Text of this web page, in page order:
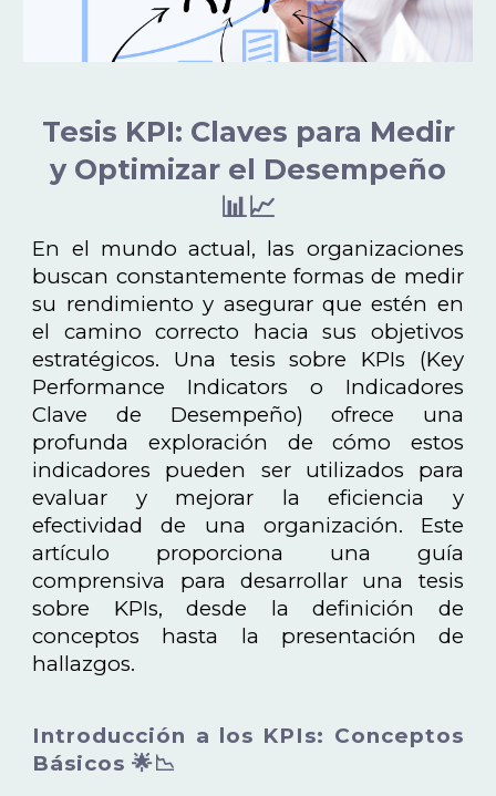
Tesis KPI: Claves para Medir
y Optimizar el Desempeño
📊📈
En el mundo actual, las organizaciones
buscan constantemente formas de medir
su rendimiento y asegurar que estén en
el camino correcto hacia sus objetivos
estratégicos. Una tesis sobre KPIs (Key
Performance Indicators o Indicadores
Clave de Desempeño) ofrece una
profunda exploración de cómo estos
indicadores pueden ser utilizados para
evaluar y mejorar la eficiencia y
efectividad de una organización. Este
artículo proporciona una guía
comprensiva para desarrollar una tesis
sobre KPIs, desde la definición de
conceptos hasta la presentación de
hallazgos.
Introducción a los KPIs: Conceptos
Básicos 🌟📉